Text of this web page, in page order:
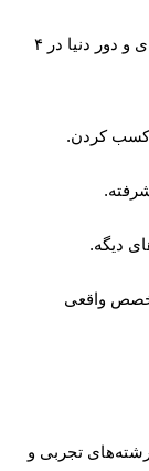
کتاب‌های نقره‌ای و دور دنیا در ۴
کسب کردن.
دیگه.
واقعی
رشته‌های تجربی و